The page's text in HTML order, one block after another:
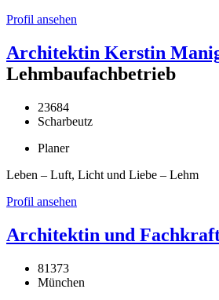
Profil ansehen
Architektin Kerstin
Lehmbaufachbetrieb
23684
Scharbeutz
Planer
Leben – Luft, Licht und Liebe – Lehm
Profil ansehen
Architektin und
81373
München